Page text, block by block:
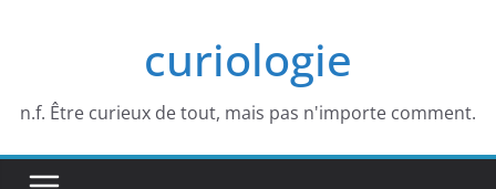
curiologie
n.f. Être curieux de tout, mais pas n'importe comment.